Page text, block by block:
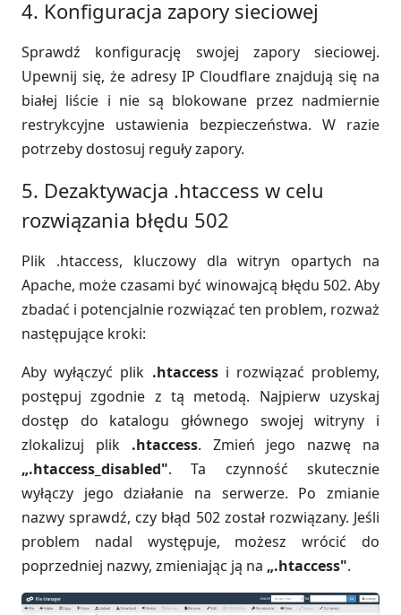
4. Konfiguracja zapory sieciowej
Sprawdź konfigurację swojej zapory sieciowej.
Upewnij się, że adresy IP Cloudflare znajdują się na
białej liście i nie są blokowane przez nadmiernie
restrykcyjne ustawienia bezpieczeństwa. W razie
potrzeby dostosuj reguły zapory.
5. Dezaktywacja .htaccess w celu
rozwiązania błędu 502
Plik .htaccess, kluczowy dla witryn opartych na
Apache, może czasami być winowajcą błędu 502. Aby
zbadać i potencjalnie rozwiązać ten problem, rozważ
następujące kroki:
Aby wyłączyć plik .htaccessi rozwiązać problemy,
postępuj zgodnie z tą metodą. Najpierw uzyskaj
dostęp do katalogu głównego swojej witryny i
zlokalizuj plik .htaccess. Zmień jego nazwę na
„.htaccess_disabled". Ta czynność skutecznie
wyłączy jego działanie na serwerze. Po zmianie
nazwy sprawdź, czy błąd 502 został rozwiązany. Jeśli
problem nadal występuje, możesz wrócić do
poprzedniej nazwy, zmieniając ją na „.htaccess".